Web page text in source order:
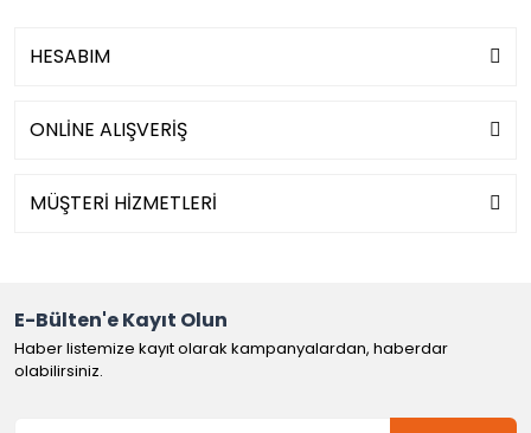
HESABIM
ONLİNE ALIŞVERİŞ
MÜŞTERİ HİZMETLERİ
E-Bülten'e Kayıt Olun
Haber listemize kayıt olarak kampanyalardan, haberdar
olabilirsiniz.